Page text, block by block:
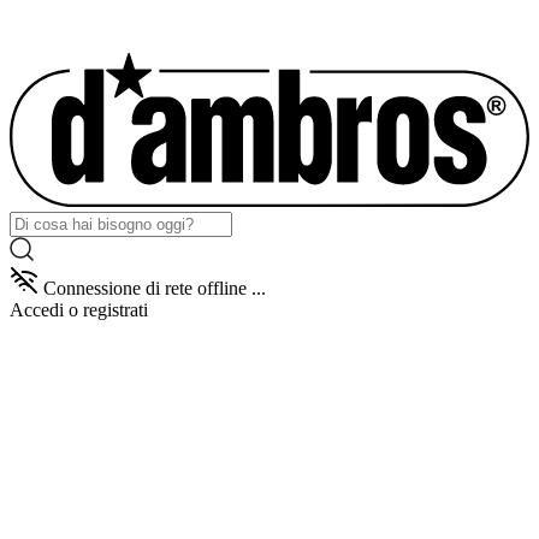
Connessione di rete offline ...
Accedi o registrati